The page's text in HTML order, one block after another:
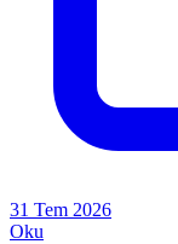
31 Tem 2026
Oku